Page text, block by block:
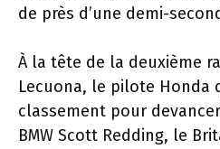
de près d’une demi-
À la tête de la deuxième
Lecuona, le pilote Honda
classement pour
BMW Scott Redding, le